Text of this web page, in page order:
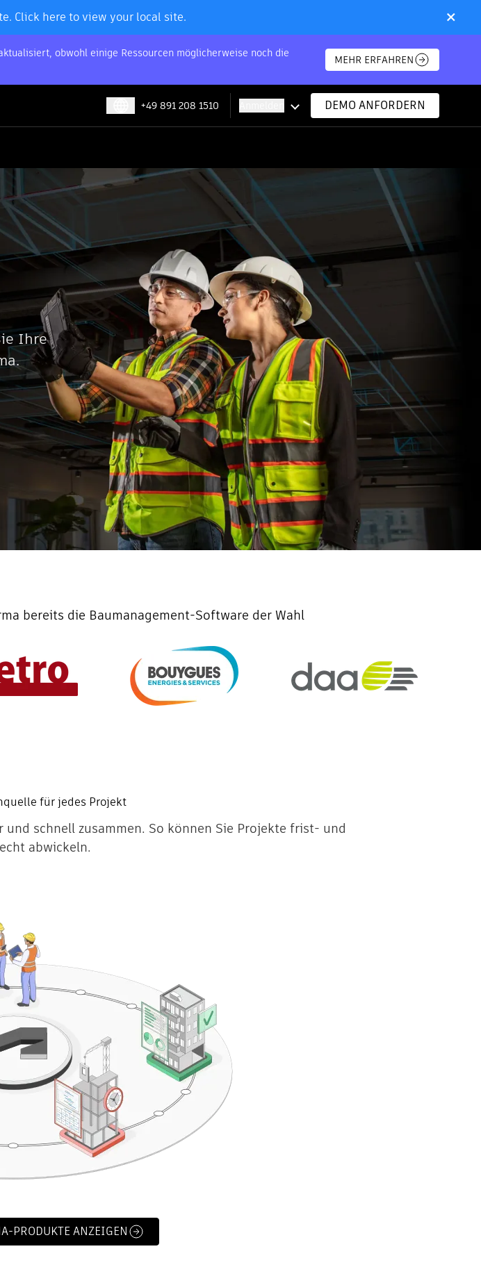
Click here to view your local site. ×
obwohl einige Ressourcen möglicherweise noch die
MEHR ERFAHREN
+49 891 208 1510 DEMO ANFORDERN
Ihre
bereits die Baumanagement-Software der Wahl
für jedes Projekt
schnell zusammen. So können Sie Projekte frist- und
abwickeln.
PRODUKTE ANZEIGEN